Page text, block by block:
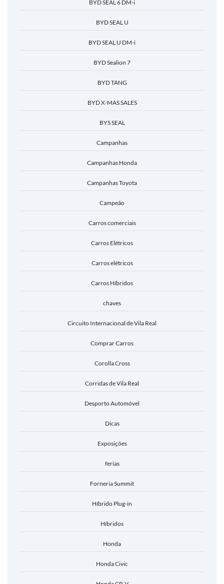
BYD SEAL 6 DM-i
BYD SEAL U
BYD SEAL U DM-i
BYD Sealion 7
BYD TANG
BYD X-MAS SALES
BYS SEAL
Campanhas
Campanhas Honda
Campanhas Toyota
Campeão
Carros comerciais
Carros Elétricos
Carros elétricos
Carros Híbridos
chaves
Circuito Internacional de Vila Real
Comprar Carros
Corolla Cross
Corridas de Vila Real
Desporto Automóvel
Dicas
Exposições
ferias
Forneria Summit
Híbrido Plug-in
Híbridos
Honda
Honda Civic